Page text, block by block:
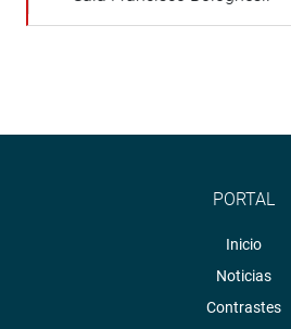
PORTAL
Inicio
Noticias
Contrastes